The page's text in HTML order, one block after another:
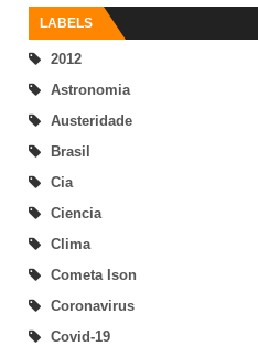
LABELS
2012
Astronomia
Austeridade
Brasil
Cia
Ciencia
Clima
Cometa Ison
Coronavirus
Covid-19